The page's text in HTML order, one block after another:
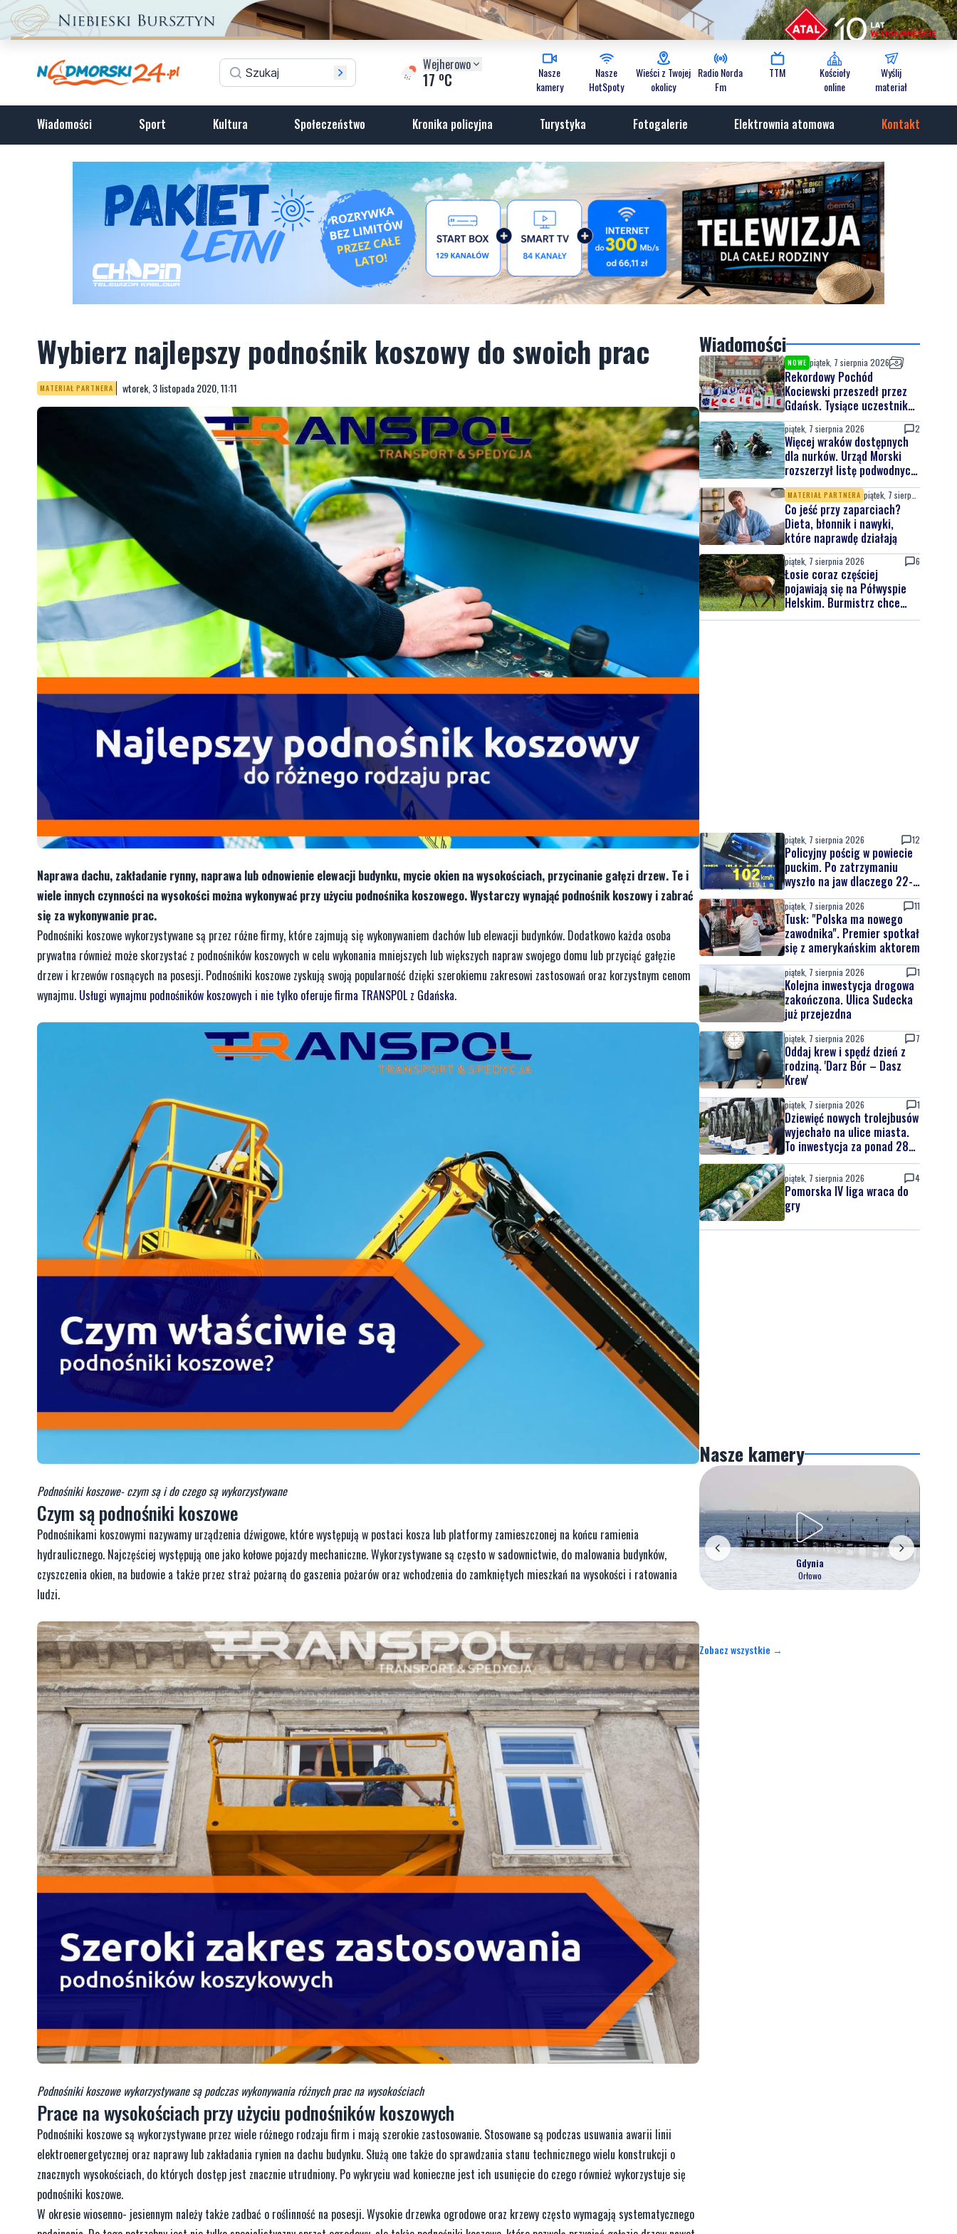
Wejherowo
17 oC
Nasze
kamery
Nasze
HotSpoty
Wieści z Twojej
okolicy
Radio Norda
Fm
TTM
Kościoły
online
Wyślij
materiał
Wiadomości Sport Kultura Społeczeństwo Kronika policyjna Turystyka Fotogalerie Elektrownia atomowa Kontakt
Wybierz najlepszy podnośnik koszowy do swoich prac
MATERIAŁ PARTNERA wtorek, 3 listopada 2020, 11:11
Naprawa dachu, zakładanie rynny, naprawa lub odnowienie elewacji budynku, mycie okien na wysokościach, przycinanie gałęzi drzew. Te i
wiele innych czynności na wysokości można wykonywać przy użyciu podnośnika koszowego. Wystarczy wynająć podnośnik koszowy i zabrać
się za wykonywanie prac.
Podnośniki koszowe wykorzystywane są przez różne firmy, które zajmują się wykonywaniem dachów lub elewacji budynków. Dodatkowo każda osoba
prywatna również może skorzystać z podnośników koszowych w celu wykonania mniejszych lub większych napraw swojego domu lub przyciąć gałęzie
drzew i krzewów rosnących na posesji. Podnośniki koszowe zyskują swoją popularność dzięki szerokiemu zakresowi zastosowań oraz korzystnym cenom
wynajmu. Usługi wynajmu podnośników koszowych i nie tylko oferuje firma TRANSPOL z Gdańska.
Podnośniki koszowe- czym są i do czego są wykorzystywane
Czym są podnośniki koszowe
Podnośnikami koszowymi nazywamy urządzenia dźwigowe, które występują w postaci kosza lub platformy zamieszczonej na końcu ramienia
hydraulicznego. Najczęściej występują one jako kołowe pojazdy mechaniczne. Wykorzystywane są często w sadownictwie, do malowania budynków,
czyszczenia okien, na budowie a także przez straż pożarną do gaszenia pożarów oraz wchodzenia do zamkniętych mieszkań na wysokości i ratowania
ludzi.
Podnośniki koszowe wykorzystywane są podczas wykonywania różnych prac na wysokościach
Prace na wysokościach przy użyciu podnośników koszowych
Podnośniki koszowe są wykorzystywane przez wiele różnego rodzaju firm i mają szerokie zastosowanie. Stosowane są podczas usuwania awarii linii
elektroenergetycznej oraz naprawy lub zakładania rynien na dachu budynku. Służą one także do sprawdzania stanu technicznego wielu konstrukcji o
znacznych wysokościach, do których dostęp jest znacznie utrudniony. Po wykryciu wad konieczne jest ich usunięcie do czego również wykorzystuje się
podnośniki koszowe.
W okresie wiosenno- jesiennym należy także zadbać o roślinność na posesji. Wysokie drzewka ogrodowe oraz krzewy często wymagają systematycznego
Wiadomości
NOWE piątek, 7 sierpnia 2026
Rekordowy Pochód
Kociewski przeszedł przez
Gdańsk. Tysiące uczestników
na jubileuszowej edycji
piątek, 7 sierpnia 2026 2
Więcej wraków dostępnych
dla nurków. Urząd Morski
rozszerzył listę podwodnych
atrakcji
MATERIAŁ PARTNERA
Co jeść przy zaparciach?
Dieta, błonnik i nawyki,
które naprawdę działają
piątek, 7 sierpnia 2026 6
Łosie coraz częściej
pojawiają się na Półwyspie
Helskim. Burmistrz chce
nowych znaków drogowych
piątek, 7 sierpnia 2026 12
Policyjny pościg w powiecie
puckim. Po zatrzymaniu
wyszło na jaw dlaczego 22-
latek uciekał
piątek, 7 sierpnia 2026 11
Tusk: "Polska ma nowego
zawodnika". Premier spotkał
się z amerykańskim aktorem
piątek, 7 sierpnia 2026 1
Kolejna inwestycja drogowa
zakończona. Ulica Sudecka
już przejezdna
piątek, 7 sierpnia 2026 7
Oddaj krew i spędź dzień z
rodziną. 'Darz Bór – Dasz
Krew'
piątek, 7 sierpnia 2026 1
Dziewięć nowych trolejbusów
wyjechało na ulice miasta.
To inwestycja za ponad 28
mln zł
piątek, 7 sierpnia 2026 4
Pomorska IV liga wraca do
gry
Nasze kamery
Gdynia
Orłowo
Zobacz wszystkie →